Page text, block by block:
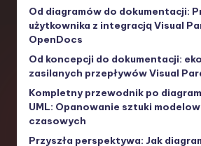
Od diagramów do dokumentacji:
użytkownika z integracją Visual
OpenDocs
Od koncepcji do dokumentacji:
zasilanych przepływów Visual
Kompletny przewodnik po
UML: Opanowanie sztuki
czasowych
Przyszła perspektywa: Jak